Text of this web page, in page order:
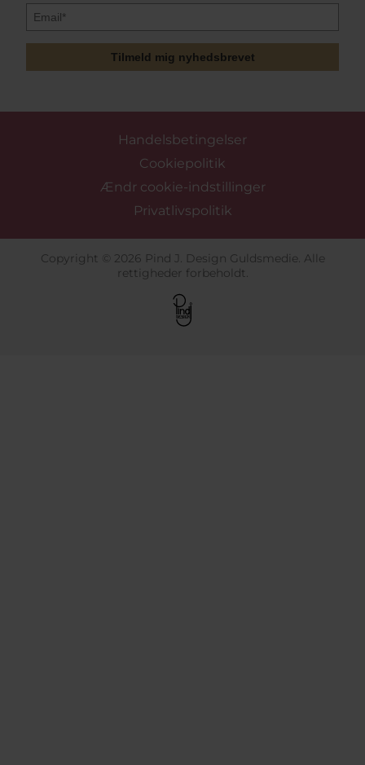
Tilmeld mig nyhedsbrevet
Handelsbetingelser
Cookiepolitik
Ændr cookie-indstillinger
Privatlivspolitik
Copyright © 2026 Pind J. Design Guldsmedie. Alle
rettigheder forbeholdt.